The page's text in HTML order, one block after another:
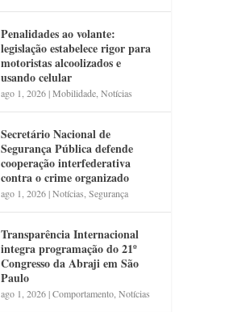
Penalidades ao volante:
legislação estabelece rigor para
motoristas alcoolizados e
usando celular
ago 1, 2026|Mobilidade ,Notícias
Secretário Nacional de
Segurança Pública defende
cooperação interfederativa
contra o crime organizado
ago 1, 2026|Notícias ,Segurança
Transparência Internacional
integra programação do 21º
Congresso da Abraji em São
Paulo
ago 1, 2026|Comportamento ,Notícias